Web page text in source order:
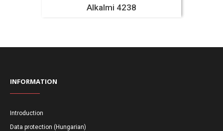
Alkalmi 4238
INFORMATION
Introduction
Data protection (Hungarian)